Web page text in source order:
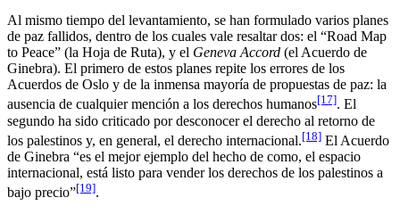
Al mismo tiempo del levantamiento, se han formulado varios planes
de paz fallidos, dentro de los cuales vale resaltar dos: el “Road Map
to Peace” (la Hoja de Ruta), y el Geneva Accord (el Acuerdo de
Ginebra). El primero de estos planes repite los errores de los
Acuerdos de Oslo y de la inmensa mayoría de propuestas de paz: la
ausencia de cualquier mención a los derechos humanos[17]. El
segundo ha sido criticado por desconocer el derecho al retorno de
los palestinos y, en general, el derecho internacional.[18] El Acuerdo
de Ginebra “es el mejor ejemplo del hecho de como, el espacio
internacional, está listo para vender los derechos de los palestinos a
bajo precio”[19].